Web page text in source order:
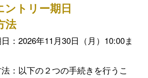
ントリー期日
法
：2026年11月30日（月）10:00ま
：以下の２つの手続きを行うこ